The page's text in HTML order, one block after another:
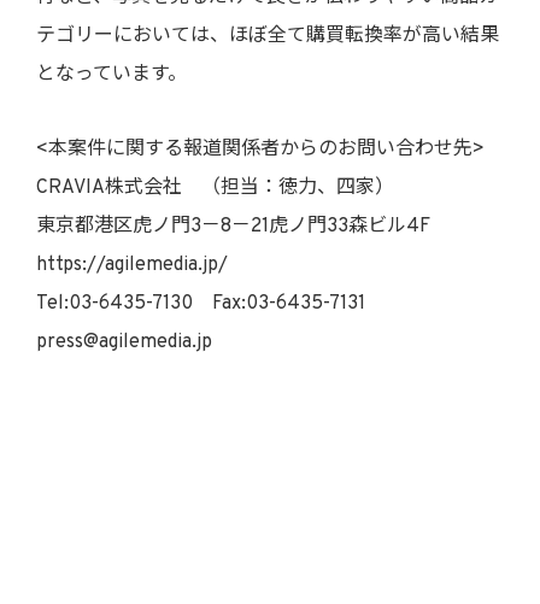
テゴリーにおいては、ほぼ全て購買転換率が高い結果
となっています。
<本案件に関する報道関係者からのお問い合わせ先>
CRAVIA株式会社 （担当：徳力、四家）
東京都港区虎ノ門3－8－21虎ノ門33森ビル4F
https://agilemedia.jp/
Tel:03-6435-7130 Fax:03-6435-7131
press@agilemedia.jp